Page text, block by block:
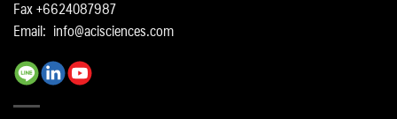
Fax +6624087987
Email: info@acisciences.com